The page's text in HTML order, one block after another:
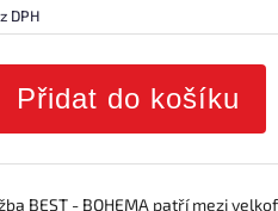
DPH
Přidat do košíku
BEST - BOHEMA patří mezi